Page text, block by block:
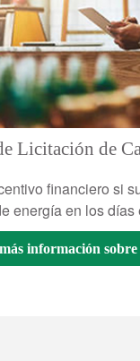
Licitación de
financiero si
energía en los
información